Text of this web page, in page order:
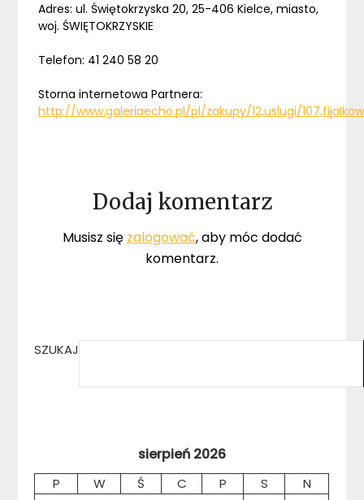
Adres: ul. Świętokrzyska 20, 25-406 Kielce, miasto,
woj. ŚWIĘTOKRZYSKIE
Telefon: 41 240 58 20
Storna internetowa Partnera:
http://www.galeriaecho.pl/pl/zakupy/12,uslugi/
Dodaj komentarz
Musisz się zalogować, aby móc dodać
komentarz.
SZUKAJ
sierpień 2026
P W Ś C P S
N